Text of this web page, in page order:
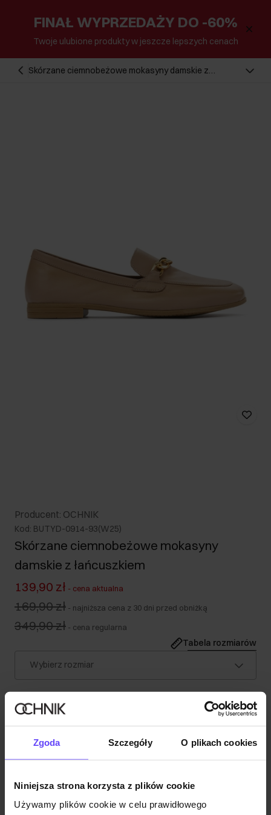
Zgoda Szczegóły O plikach cookies
Niniejsza strona korzysta z plików cookie
Używamy plików cookie w celu prawidłowego
FINAŁ WYPRZEDAŻY DO -60%
Twoje ulubione produkty w jeszcze lepszych cenach
Skórzane ciemnobeżowe mokasyny damskie z
Producent: OCHNIK
Kod: BUTYD-0914-93(W25)
Skórzane ciemnobeżowe mokasyny
damskie z łańcuszkiem
139,90 zł - cena aktualna
169,90 zł - najniższa cena z 30 dni przed obniżką
349,90 zł - cena regularna
Tabela rozmiarów
Wybierz rozmiar
Opis produktu
Szczegóły